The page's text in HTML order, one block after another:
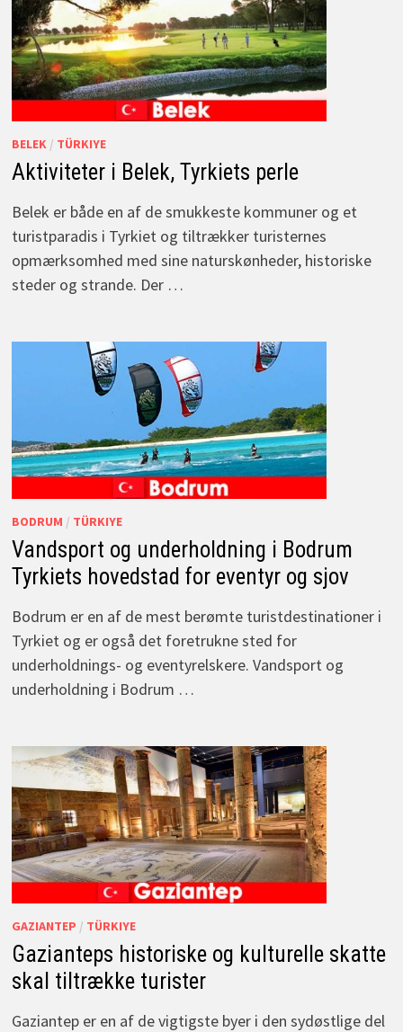
BELEK / TÜRKIYE
Aktiviteter i Belek, Tyrkiets perle
Belek er både en af de smukkeste kommuner og et
turistparadis i Tyrkiet og tiltrækker turisternes
opmærksomhed med sine naturskønheder, historiske
steder og strande. Der …
BODRUM / TÜRKIYE
Vandsport og underholdning i Bodrum
Tyrkiets hovedstad for eventyr og sjov
Bodrum er en af de mest berømte turistdestinationer i
Tyrkiet og er også det foretrukne sted for
underholdnings- og eventyrelskere. Vandsport og
underholdning i Bodrum …
GAZIANTEP / TÜRKIYE
Gazianteps historiske og kulturelle skatte
skal tiltrække turister
Gaziantep er en af de vigtigste byer i den sydøstlige del